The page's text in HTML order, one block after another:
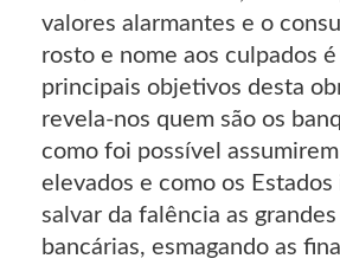
valores alarmantes e o
rosto e nome aos culpados
principais objetivos desta
revela-nos quem são os
como foi possível
elevados e como os
salvar da falência as
bancárias, esmagando as